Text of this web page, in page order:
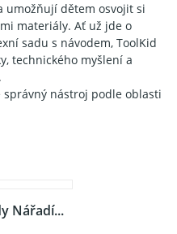
umožňují dětem osvojit si
materiály. Ať už jde o
sadu s návodem, ToolKid
technického myšlení a
nástroj podle oblasti
Nářadí...